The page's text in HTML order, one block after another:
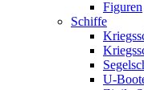
Figuren
Schiffe
U-